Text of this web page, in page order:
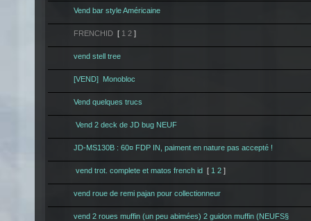
Vend bar style Américaine
FRENCHID [ 1 2 ]
vend stell tree
[VEND] Monobloc
Vend quelques trucs
Vend 2 deck de JD bug NEUF
JD-MS130B : 60¤ FDP IN, paiment en nature pas accepté !
vend trot. complete et matos french id [ 1 2 ]
vend roue de remi pajan pour collectionneur
vend 2 roues muffin (un peu abimées) 2 guidon muffin (NEUFS§